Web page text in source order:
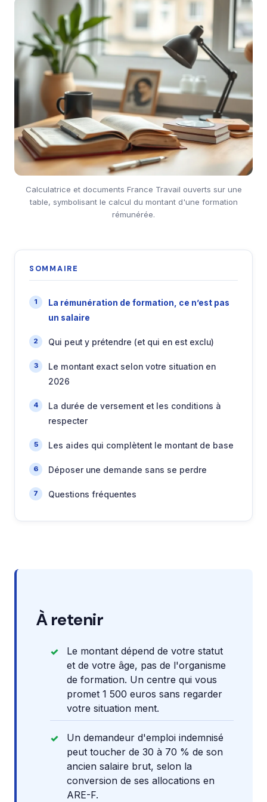
Calculatrice et documents France Travail ouverts sur une
table, symbolisant le calcul du montant d'une formation
rémunérée.
SOMMAIRE
La rémunération de formation, ce n’est pas
un salaire
Qui peut y prétendre (et qui en est exclu)
Le montant exact selon votre situation en
2026
La durée de versement et les conditions à
respecter
Les aides qui complètent le montant de base
Déposer une demande sans se perdre
Questions fréquentes
À retenir
Le montant dépend de votre statut
et de votre âge, pas de l'organisme
de formation. Un centre qui vous
promet 1 500 euros sans regarder
votre situation ment.
Un demandeur d'emploi indemnisé
peut toucher de 30 à 70 % de son
ancien salaire brut, selon la
conversion de ses allocations en
ARE-F.